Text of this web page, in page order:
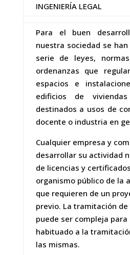
INGENIERÍA LEGAL
Para el buen
nuestra sociedad se
serie de leyes,
ordenanzas que
espacios e
edificios de
destinados a usos de
docente o industria en
Cualquier empresa y
desarrollar su actividad
de licencias y
organismo público de la
que requieren de un
previo. La tramitación
puede ser compleja para
habituado a la
las mismas.